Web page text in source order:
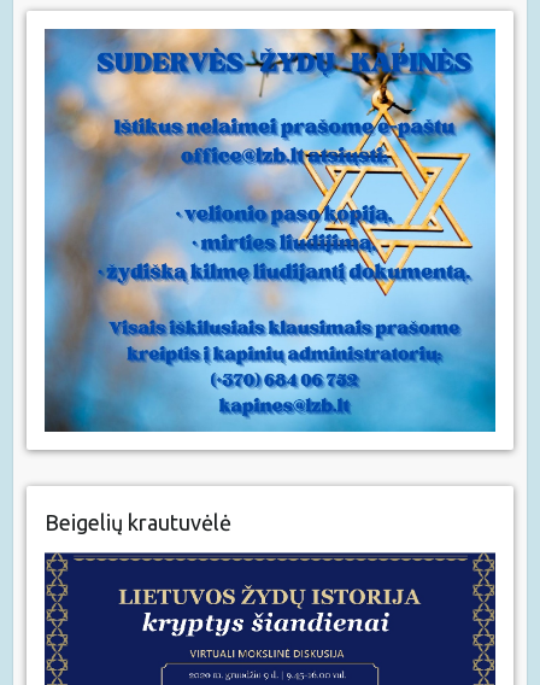
Beigelių krautuvėlė